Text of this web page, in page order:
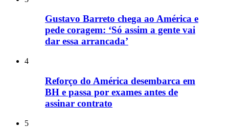
Gustavo Barreto chega ao América e
pede coragem: ‘Só assim a gente vai
dar essa arrancada’
4
Reforço do América desembarca em
BH e passa por exames antes de
assinar contrato
5